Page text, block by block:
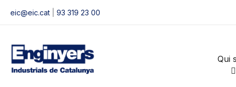
eic@eic.cat 93 319 23 00
Qui